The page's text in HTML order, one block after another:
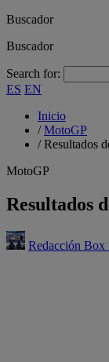
Buscador
Buscador
Search for:
ES EN
Inicio
/MotoGP
/Resultados
MotoGP
Resultados
Redacción Box